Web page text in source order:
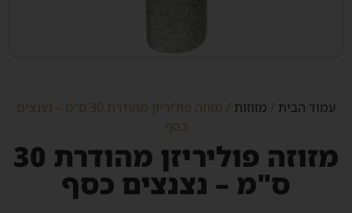
עמוד הבית / מזוזות
/ מזוזה פוליריזן מהודרת 30 ס"מ – נצנצים
כסף
מזוזה פוליריזן מהודרת 30
ס"מ – נצנצים כסף